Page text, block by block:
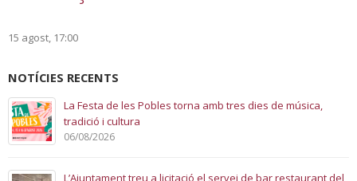
15 agost, 17:00
NOTÍCIES RECENTS
La Festa de les Pobles torna amb tres dies de música,
tradició i cultura
06/08/2026
L’Ajuntament treu a licitació el servei de bar restaurant del